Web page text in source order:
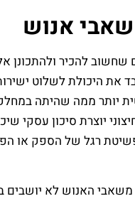
אנוש
שחשוב להכיר
את היכולת לשלוט
יותר ממה שהיתה
יוצרת סיכון עסקי
רגל של הספק או
האנוש לא יושבים